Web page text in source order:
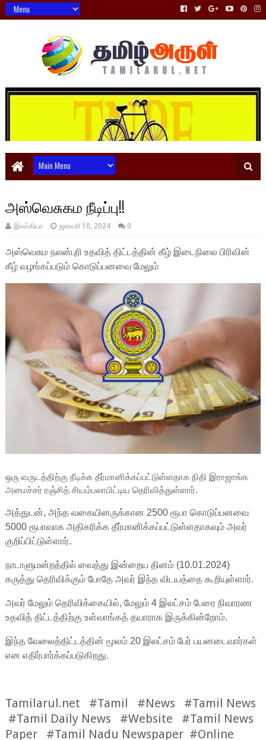
அஸ்வெசுகம நீடிப்பு!!
இலக்கியா ஜனவரி 10, 2024 0
அஸ்வெசும நலன்புரி உதவித் திட்டத்தின் கீழ் இடைநிலை பிரிவின்
கீழ் வழங்கப்படும் கொடுப்பனவை மேலும்
ஒரு வருடத்திற்கு நீடிக்க தீர்மானிக்கப்பட்டுள்ளதாக நிதி இராஜாங்க
அமைச்சர் ரஞ்சித் சியம்பலாபிட்டிய தெரிவித்துள்ளார்.
அத்துடன், அந்த வகையினருக்கான 2500 ரூபா கொடுப்பனவை
5000 ரூபாவாக அதிகரிக்க தீர்மானிக்கப்பட்டுள்ளதாகவும் அவர்
குறிப்பிட்டுள்ளார்.
நாடாளுமன்றத்தில் வைத்து இன்றைய தினம் (10.01.2024)
கருத்து தெரிவிக்கும் போதே அவர் இந்த விடயத்தை கூறியுள்ளார்.
அவர் மேலும் தெரிவிக்கையில், மேலும் 4 இலட்சம் பேரை நிவாரண
உதவித் திட்டத்திற்கு உள்வாங்கத் தயாராக இருக்கின்றோம்.
இந்த வேலைத்திட்டத்தின் மூலம் 20 இலட்சம் பேர் பயனடைவார்கள்
என எதிர்பார்க்கப்படுகிறது.
Tamilarul.net #Tamil #News #Tamil News
#Tamil Daily News #Website #Tamil News
Paper #Tamil Nadu Newspaper #Online